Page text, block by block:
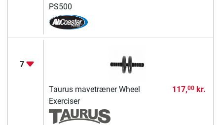
PS500
7
Taurus mavetræner Wheel
Exerciser
117,00kr.